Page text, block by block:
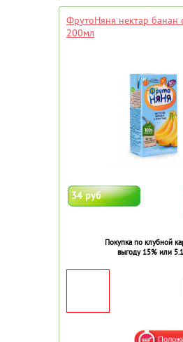
ФрутоНяня нектар банан
200мл
34 руб
Покупка по клубной
выгоду 15% или